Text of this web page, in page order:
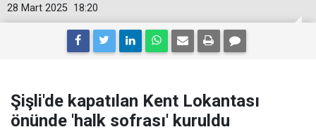
18:20
28 Mart 2025
Şişli'de kapatılan Kent Lokantası
önünde 'halk sofrası' kuruldu